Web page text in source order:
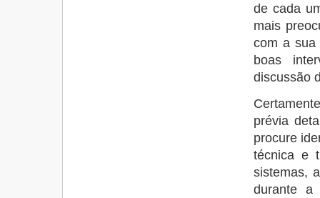
de cada
mais
com a sua
boas
discussão
prévia
procure
técnica e
sistemas,
durante a